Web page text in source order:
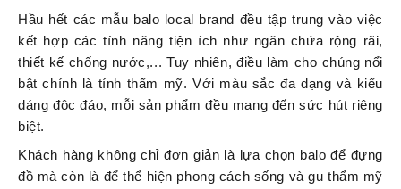
Hầu hết các mẫu balo local brand đều tập trung vào việc
kết hợp các tính năng tiện ích như ngăn chứa rộng rãi,
thiết kế chống nước,... Tuy nhiên, điều làm cho chúng nổi
bật chính là tính thẩm mỹ. Với màu sắc đa dạng và kiểu
dáng độc đáo, mỗi sản phẩm đều mang đến sức hút riêng
biệt.
Khách hàng không chỉ đơn giản là lựa chọn balo để đựng
đồ mà còn là để thể hiện phong cách sống và gu thẩm mỹ